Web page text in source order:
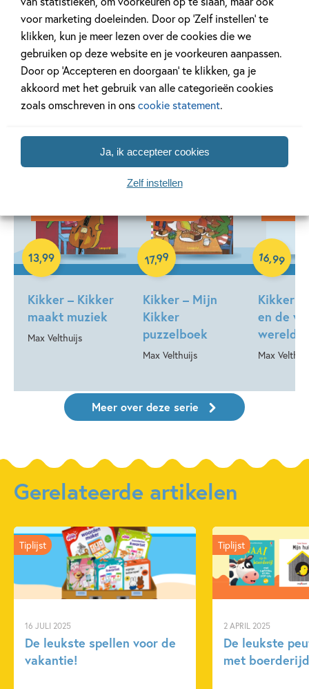
voor marketing doeleinden. Door op ‘Zelf instellen’ te
klikken, kun je meer lezen over de cookies die we
gebruiken op deze website en je voorkeuren aanpassen.
Door op ‘Accepteren en doorgaan’ te klikken, ga je
akkoord met het gebruik van alle categorieën cookies
zoals omschreven in onscookie statement.
Ja, ik accepteer cookies
Zelf instellen
Andere boeken uit de serie 'Kikker'
Kikker – Kikker
maakt muziek
Max Velthuijs
13,99
Hardcover
Kikker – Mijn
Kikker
puzzelboek
Max Velthuijs
17,99
Hardcover
Kikker –
en de
wereld
Max
16,99
Hardcover
Meer over deze serie
Gerelateerde artikelen
16 JULI 2025
De leukste spellen voor de
vakantie!
Tiplijst
2 APRIL 2025
De leukste
met
Tiplijst